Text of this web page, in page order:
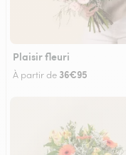
Plaisir fleuri
À partir de 36€95